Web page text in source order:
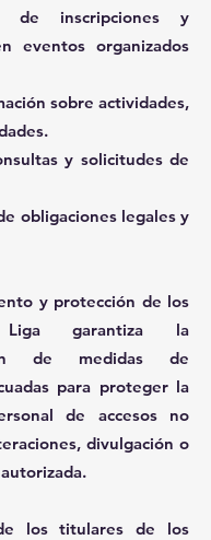
de inscripciones y
eventos organizados
sobre actividades,
y solicitudes de
obligaciones legales y
y protección de los
garantiza la
de medidas de
para proteger la
de accesos no
divulgación o
los titulares de los